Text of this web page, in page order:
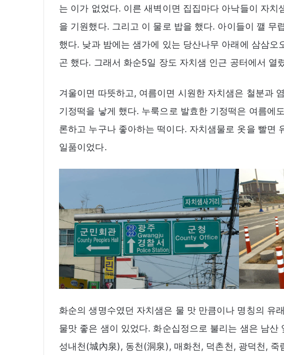
는 이가 없었다. 이른 새벽이면 집집마다 아낙들이 자치
을 기원했다. 그리고 이 물로 밥을 했다. 아이들이 깰 무
했다. 낮과 밤에는 샘가에 있는 당산나무 아래에 삼삼오
곤 했다. 그래서 화순5일 장도 자치샘 인근 공터에서 열
겨울이면 따뜻하고, 여름이면 시원한 자치샘은 철분과
기정떡을 낳게 했다. 누룩으로 발효한 기정떡은 여름에
론하고 누구나 좋아하는 떡이다. 자치샘물로 옷을 빨면
일품이었다.
화순의 생명수였던 자치샘은 물 맛 만큼이나 명칭의 유
물맛 좋은 샘이 있었다. 화순십정으로 불리는 샘은 남
성내천(城內泉), 동천(洞泉), 매화천, 덕촌천, 광덕천, 죽